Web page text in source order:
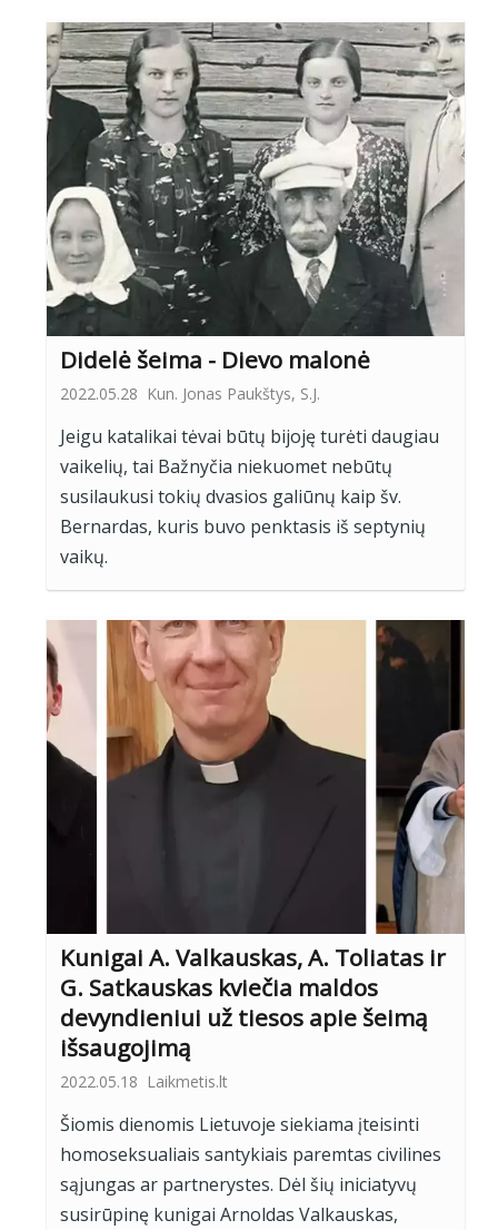
Didelė šeima - Dievo malonė
2022.05.28 Kun. Jonas Paukštys, S.J.
Jeigu katalikai tėvai būtų bijoję turėti daugiau
vaikelių, tai Bažnyčia niekuomet nebūtų
susilaukusi tokių dvasios galiūnų kaip šv.
Bernardas, kuris buvo penktasis iš septynių
vaikų.
Kunigai A. Valkauskas, A. Toliatas ir
G. Satkauskas kviečia maldos
devyndieniui už tiesos apie šeimą
išsaugojimą
2022.05.18 Laikmetis.lt
Šiomis dienomis Lietuvoje siekiama įteisinti
homoseksualiais santykiais paremtas civilines
sąjungas ar partnerystes. Dėl šių iniciatyvų
susirūpinę kunigai Arnoldas Valkauskas,